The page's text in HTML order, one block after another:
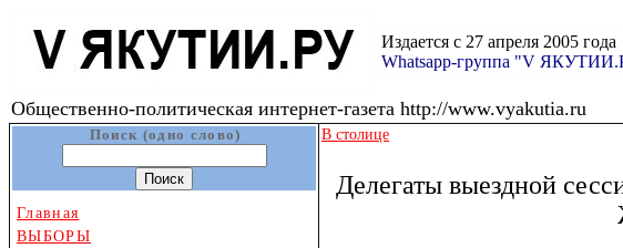
Издается с 27 апреля 2005 года
Whatsapp-группа "V
Общественно-политическая интернет-газета http://www.vyakutia.ru
Поиск (одно слово)
Главная
ВЫБОРЫ
В столице
Делегаты выездной